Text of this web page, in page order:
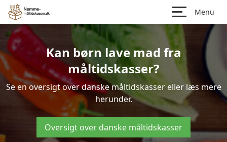
Menu
Kan børn lave mad fra
måltidskasser?
Se en oversigt over danske måltidskasser eller læs mere
herunder.
Oversigt over danske måltidskasser